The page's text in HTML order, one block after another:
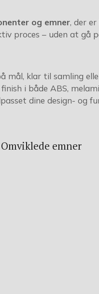
og emner, der
proces – uden at gå
mål, klar til samling
i både ABS,
dine design- og
Omviklede emner